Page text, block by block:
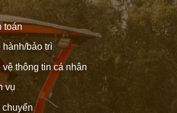
toán
bảo trì
thông tin cá nhân
vụ